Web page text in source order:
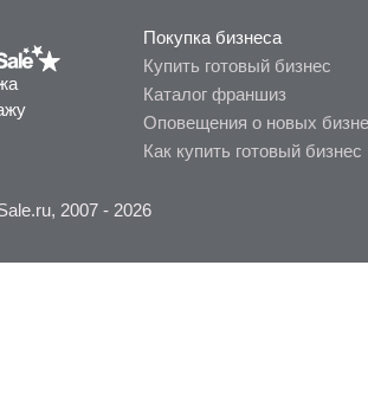
Покупка бизнеса
Купить готовый бизнес
Каталог франшиз
Оповещения о новых
Как купить готовый бизнес
2007 - 2026